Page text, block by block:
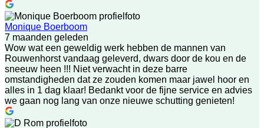
Monique Boerboom
7 maanden geleden
Wow wat een geweldig werk hebben de mannen van
Rouwenhorst vandaag geleverd, dwars door de kou en de
sneeuw heen !!! Niet verwacht in deze barre
omstandigheden dat ze zouden komen maar jawel hoor en
alles in 1 dag klaar! Bedankt voor de fijne service en advies
we gaan nog lang van onze nieuwe schutting genieten!